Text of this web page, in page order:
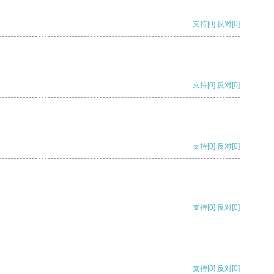
支持[0] 反对[0]
支持[0] 反对[0]
支持[0] 反对[0]
支持[0] 反对[0]
支持[0] 反对[0]